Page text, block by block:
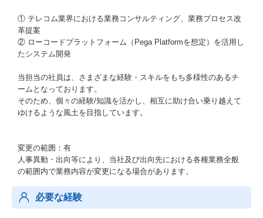
① テレコム業界における業務コンサルティング、業務プロセス改
革提案
② ローコードプラットフォーム（Pega Platformを想定）を活用し
たシステム開発
当担当の社員は、さまざまな経験・スキルをもち多様性のあるチ
ームとなっております。
そのため、個々の経験/知識を活かし、相互に助け合い乗り越えて
ゆけるような風土を目指しています。
変更の範囲：有
人事異動・出向等により、当社及び出向先における各種業務全般
の範囲内で業務内容が変更になる場合があります。
必要な経験